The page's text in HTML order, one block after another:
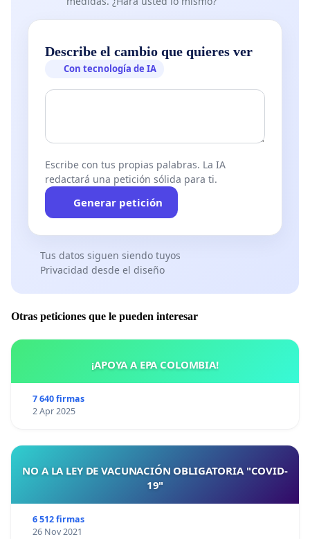
Describe el cambio que quieres ver
Con tecnología de IA
Escribe con tus propias palabras. La IA
redactará una petición sólida para ti.
Generar petición
Tus datos siguen siendo tuyos
Privacidad desde el diseño
Otras peticiones que le pueden interesar
¡APOYA A EPA COLOMBIA!
7 640 firmas
2 Apr 2025
NO A LA LEY DE VACUNACIÓN OBLIGATORIA "COVID-
19"
6 512 firmas
26 Nov 2021